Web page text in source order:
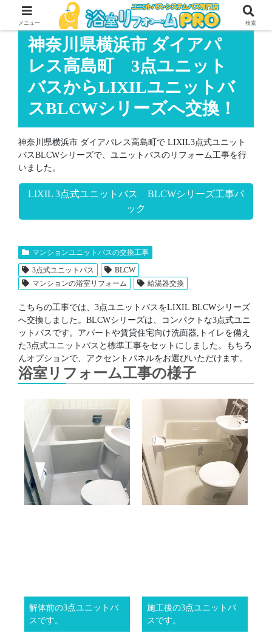
神奈川県横浜市 ダイアパ
レス高島町 3点ユニット
バスからLIXILユニットバ
スBLCWシリーズへ交換！
神奈川県横浜市 ダイアパレス高島町で LIXIL3点式ユニット
バスBLCWシリーズで、ユニットバスのリフォーム工事を行
いました。
LIXIL 3点式ユニットバス BLCWシリーズ工事パ
ック
マンションユニットバスの交換工事
3点式ユニットバス
BLCW
マンションの浴室リフォーム
給湯器交換
こちらの工事では、3点ユニットバスをLIXIL BLCWシリーズ
へ交換しました。BLCWシリーズは、コンパクトな3点式ユニ
ットバスです。アパートや賃貸住宅向け洗面器,トイレを備え
た3点式ユニットバスと標準工事をセットにしました。もちろ
んオプションで、アクセントパネルをお選びいただけます。
浴室リフォーム工事の様子
解体前の3点ユニットバ
スです。
施工後の3点ユニットバ
スです。
メニュー 検索